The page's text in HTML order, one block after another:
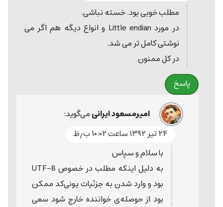
مطلب خوبی بود. خسته نباشی.
در مورد Little endian و انواع دیگه هم اگر می
نوشتی کامل تر می شد.
در کل ممنون
پاسخ
امیرمسعود ایرانیمی‌گوید:
۲۴ تیر ۱۳۹۲ ساعت ۱۰:۰۲ ب٫ظ
با سلام و سپاس
به دلیل اینکه مطلب در خصوص UTF-8
بود و وارد شدن به جزئیات یونی‌کد ممکن
بود از حوصله‌ی خواننده خارج شود سعی